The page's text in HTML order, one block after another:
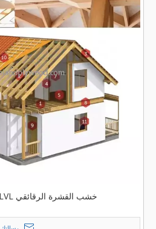
خشب القشرة الرقائقي LVL المخصص للبناء